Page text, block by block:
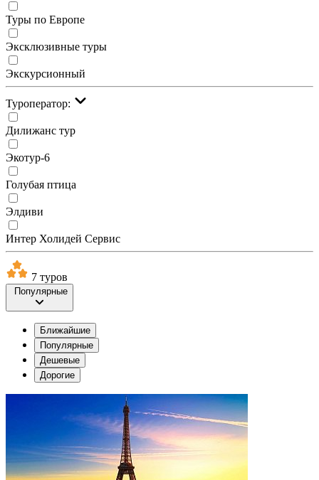
Туры по Европе
Эксклюзивные туры
Экскурсионный
Туроператор:
Дилижанс тур
Экотур-6
Голубая птица
Элдиви
Интер Холидей Сервис
7 туров
Популярные
Ближайшие
Популярные
Дешевые
Дорогие